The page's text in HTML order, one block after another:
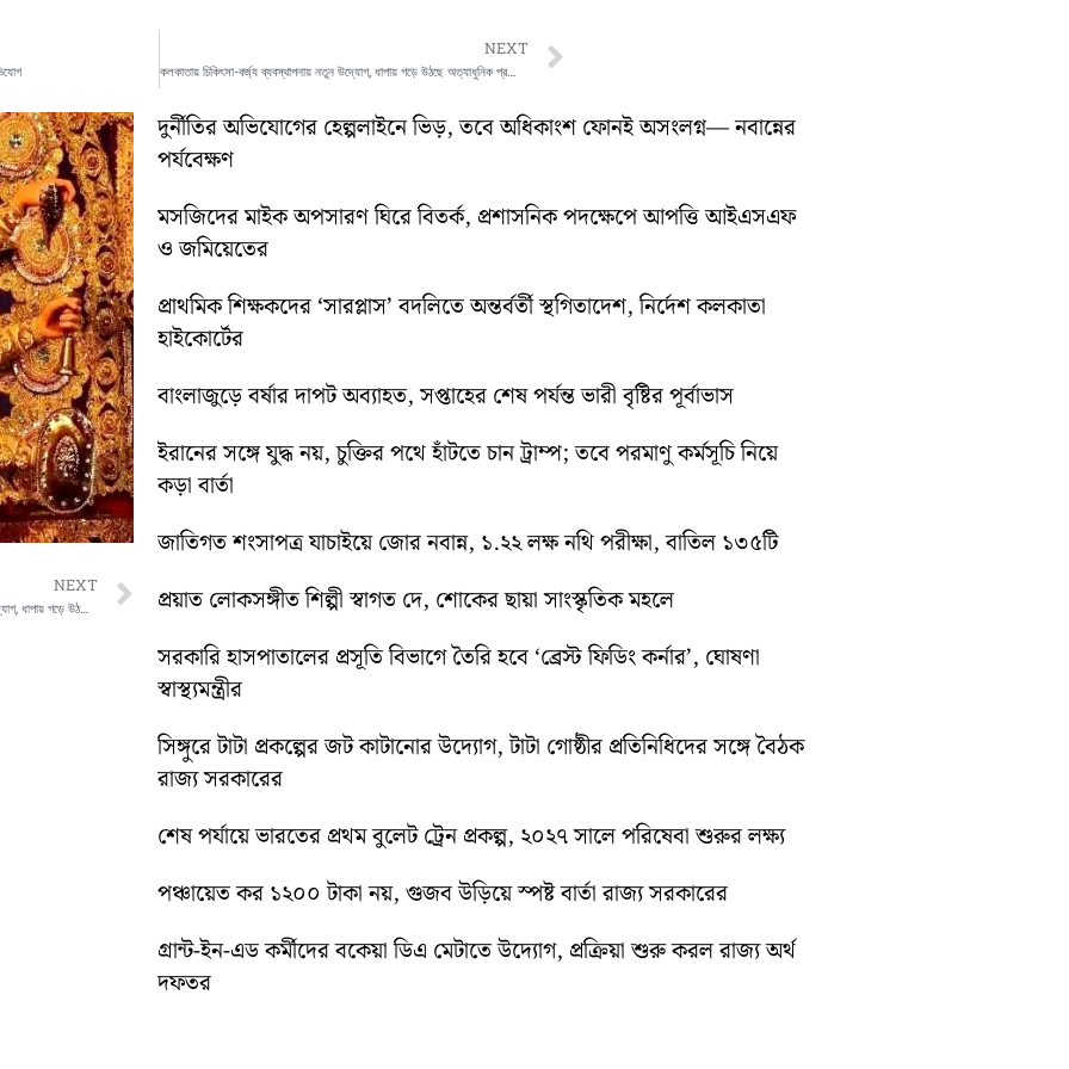
NEXT
কলকাতায় চিকিৎসা-বর্জ্য ব্যবস্থাপনায় নতুন উদ্যোগ, ধাপায় গড়ে উঠছে অত্যাধুনিক প্রক্রিয়াকরণ ইউনিট
NEXT
কলকাতায় চিকিৎসা-বর্জ্য ব্যবস্থাপনায় নতুন উদ্যোগ, ধাপায় গড়ে উঠছে অত্যাধুনিক প্রক্রিয়াকরণ ইউনিট Next
দুর্নীতির অভিযোগের হেল্পলাইনে ভিড়, তবে অধিকাংশ ফোনই অসংলগ্ন— নবান্নের
পর্যবেক্ষণ
মসজিদের মাইক অপসারণ ঘিরে বিতর্ক, প্রশাসনিক পদক্ষেপে আপত্তি আইএসএফ
ও জমিয়েতের
প্রাথমিক শিক্ষকদের ‘সারপ্লাস’ বদলিতে অন্তর্বর্তী স্থগিতাদেশ, নির্দেশ কলকাতা
হাইকোর্টের
বাংলাজুড়ে বর্ষার দাপট অব্যাহত, সপ্তাহের শেষ পর্যন্ত ভারী বৃষ্টির পূর্বাভাস
ইরানের সঙ্গে যুদ্ধ নয়, চুক্তির পথে হাঁটতে চান ট্রাম্প; তবে পরমাণু কর্মসূচি নিয়ে
কড়া বার্তা
জাতিগত শংসাপত্র যাচাইয়ে জোর নবান্ন, ১.২২ লক্ষ নথি পরীক্ষা, বাতিল ১৩৫টি
প্রয়াত লোকসঙ্গীত শিল্পী স্বাগত দে, শোকের ছায়া সাংস্কৃতিক মহলে
সরকারি হাসপাতালের প্রসূতি বিভাগে তৈরি হবে ‘ব্রেস্ট ফিডিং কর্নার’, ঘোষণা
স্বাস্থ্যমন্ত্রীর
সিঙ্গুরে টাটা প্রকল্পের জট কাটানোর উদ্যোগ, টাটা গোষ্ঠীর প্রতিনিধিদের সঙ্গে বৈঠক
রাজ্য সরকারের
শেষ পর্যায়ে ভারতের প্রথম বুলেট ট্রেন প্রকল্প, ২০২৭ সালে পরিষেবা শুরুর লক্ষ্য
পঞ্চায়েত কর ১২০০ টাকা নয়, গুজব উড়িয়ে স্পষ্ট বার্তা রাজ্য সরকারের
গ্রান্ট-ইন-এড কর্মীদের বকেয়া ডিএ মেটাতে উদ্যোগ, প্রক্রিয়া শুরু করল রাজ্য অর্থ
দফতর